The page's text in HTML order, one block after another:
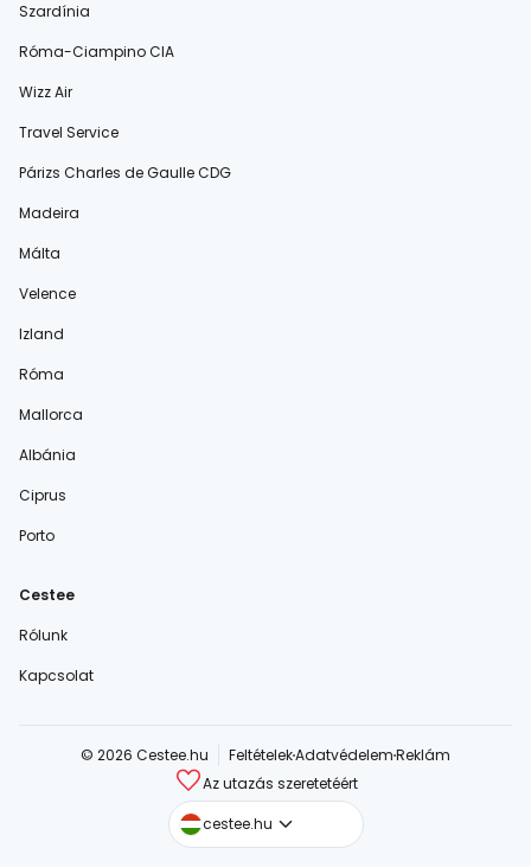
Szardínia
Róma-Ciampino CIA
Wizz Air
Travel Service
Párizs Charles de Gaulle CDG
Madeira
Málta
Velence
Izland
Róma
Mallorca
Albánia
Ciprus
Porto
Cestee
Rólunk
Kapcsolat
© 2026 Cestee.hu FeltételekAdatvédelemReklám
Az utazás szeretetéért
cestee.hu
cestee.com
cestee.sk